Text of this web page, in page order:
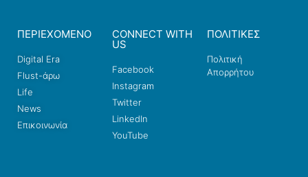
ΠΕΡΙΕΧΟΜΕΝΟ
Digital Era
Flust-άρω
Life
News
Επικοινωνία
CONNECT WITH
US
Facebook
Instagram
Twitter
LinkedIn
YouTube
ΠΟΛΙΤΙΚΕΣ
Πολιτική
Απορρήτου